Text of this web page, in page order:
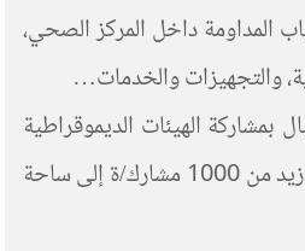
المداومة داخل المركز الصحي،
والتجهيزات والخدمات…
بمشاركة الهيئات الديموقراطية
والتقدمية بالمنطقة، وتم تسطير برنامج نضالي منتوع (وقفات احتجاجية، مسيرات، اعتصامات، ندوات تعبؤية). استجابت الجماهير الشعبية للنداءات ونزل ازيد من 1000 مشارك/ة إلى ساحة